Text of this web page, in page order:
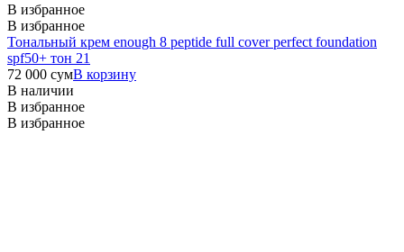
В избранное
В избранное
Тональный крем enough 8 peptide full cover perfect foundation
spf50+ тон 21
72 000 сумВ корзину
В наличии
В избранное
В избранное